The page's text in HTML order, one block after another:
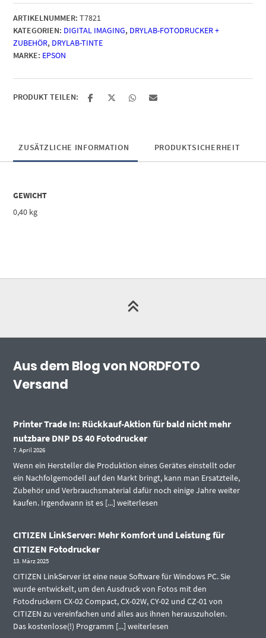
Black
200
ml
für
Surelab
D700
Menge
ARTIKELNUMMER: T7821
KATEGORIEN: DIGITAL IMAGING, DRYLAB-FOTODRUCKER +
ZUBEHÖR, DRYLAB-TINTE
MARKE: EPSON
PRODUKT TEILEN:
ZUSÄTZLICHE INFORMATION PRODUKTSICHERHEIT
GEWICHT
0,40 kg
Aus dem Blog von NORDFOTO
Versand
Printer Trade In: Rückkauf-Aktion für bald nicht mehr
nutzbare DNP DS 40 Fotodrucker
7. April 2026
Wenn ein Hersteller die Produktion eines Gerätes einstellt oder
ein Nachfolgemodell auf den Markt bringt, kann man Ersatzteile,
Zubehör und Verbrauchsmaterial dafür noch einige Jahre weiter
kaufen. Irgendwann ist es [...]weiterlesen
CITIZEN LinkServer: Mehr Komfort und Leistung für
CITIZEN Fotodrucker
13. März 2025
CITIZEN LinkServer ist eine neue Software für Windows PC. Sie
wurde entwickelt, um den Ausdruck von Fotos mit den
Fotodruckern CX-02 Compact, CX-02W, CY-02 und CZ-01 von
CITIZEN zu vereinfachen und alles aus ihnen herauszuholen.
Das kostenlose(!) Programm [...]weiterlesen